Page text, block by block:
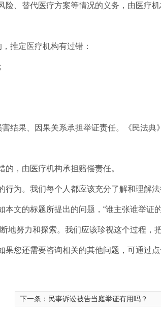
险、替代医疗方案等情况的义务，由医疗
推定医疗机构有过错：
结果、因果关系承担举证责任。《民法典
，由医疗机构承担赔偿责任。
为。我们每个人都应该充分了解和理解
文的标题所提出的问题，“谁主张谁举证
地努力和探索。我们应该珍视这个过程，
您还需要咨询相关的其他问题，可通过
下一条： 民事诉讼被告当庭举证有用吗？